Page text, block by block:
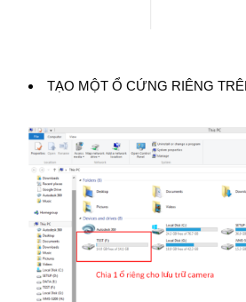
TẠO MỘT Ổ CỨNG RIÊNG